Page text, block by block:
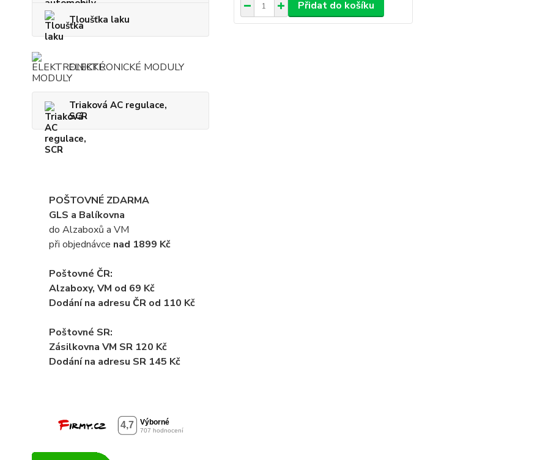
Tloušťka laku
ELEKTRONICKÉ MODULY
Triaková AC regulace,
SCR
POŠTOVNÉ ZDARMA
GLS a Balíkovna
do Alzaboxů a VM
při objednávce nad 1899 Kč
Poštovné ČR:
Alzaboxy, VM od 69 Kč
Dodání na adresu ČR od 110 Kč
Poštovné SR:
Zásilkovna VM SR 120 Kč
Dodánína adresu SR 145 Kč
Přidat do košíku